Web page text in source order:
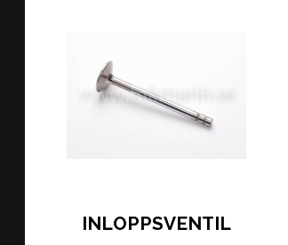
INLOPPSVENTIL